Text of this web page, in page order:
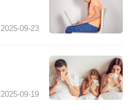
2025-09-23
2025-09-19